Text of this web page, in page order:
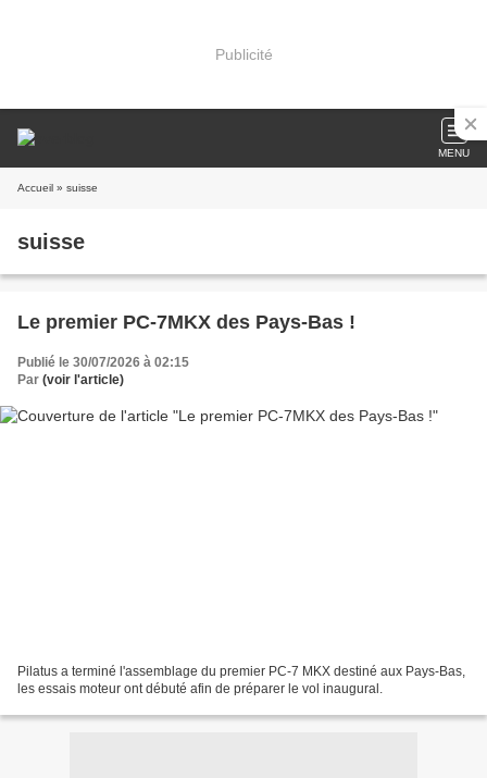
Publicité
MENU
Accueil » suisse
suisse
Le premier PC-7MKX des Pays-Bas !
Publié le 30/07/2026 à 02:15
Par (voir l'article)
Pilatus a terminé l'assemblage du premier PC-7 MKX destiné aux Pays-Bas,
les essais moteur ont débuté afin de préparer le vol inaugural.